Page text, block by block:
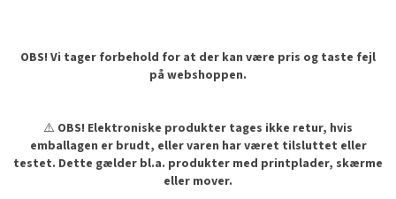
OBS! Vi tager forbehold for at der kan være pris og taste fejl
på webshoppen.
⚠️ OBS! Elektroniske produkter tages ikke retur, hvis
emballagen er brudt, eller varen har været tilsluttet eller
testet. Dette gælder bl.a. produkter med printplader, skærme
eller mover.